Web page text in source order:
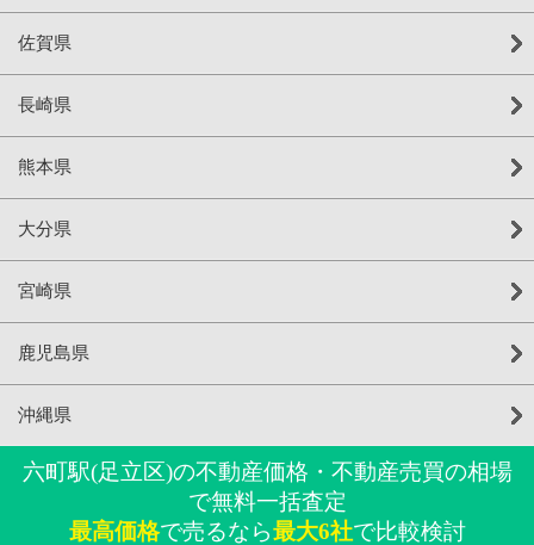
佐賀県
長崎県
熊本県
大分県
宮崎県
鹿児島県
沖縄県
六町駅(足立区)の不動産価格・不動産売買の相場
で無料一括査定
最高価格で売るなら最大6社で比較検討